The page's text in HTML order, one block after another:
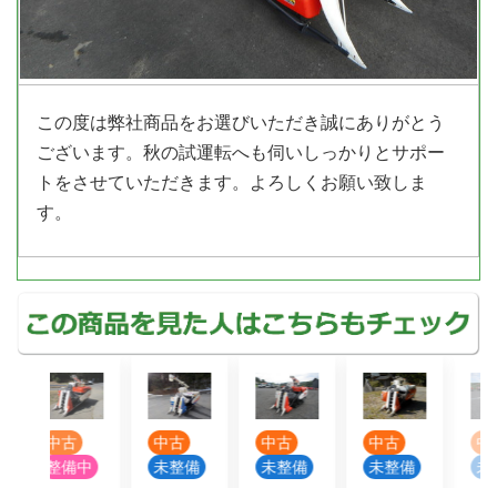
この度は弊社商品をお選びいただき誠にありがとう
ございます。秋の試運転へも伺いしっかりとサポー
トをさせていただきます。よろしくお願い致しま
す。
中古
未整備
中古
未整備
中古
未整備
中古
未整備